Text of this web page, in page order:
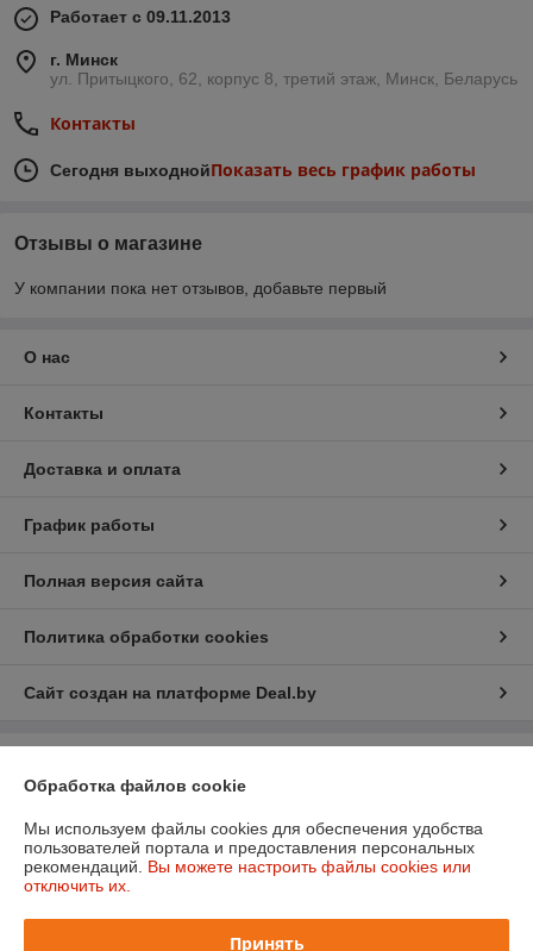
Работает с 09.11.2013
г. Минск
ул. Притыцкого, 62, корпус 8, третий этаж, Минск, Беларусь
Контакты
Сегодня выходнойПоказать весь график работы
Отзывы о магазине
У компании пока нет отзывов, добавьте первый
О нас
Контакты
Доставка и оплата
График работы
Полная версия сайта
Политика обработки cookies
Сайт создан на платформе Deal.by
*220140, г. Минск, ул. Притыцкого, 62/8
Регистрационный номер ЕГР: 192145178
Регистрационный орган: Минский горисполком
Обработка файлов cookie
Мы используем файлы cookies для обеспечения удобства
пользователей портала и предоставления персональных
рекомендаций. Вы можете настроить файлы cookies или
отключить их.
Принять